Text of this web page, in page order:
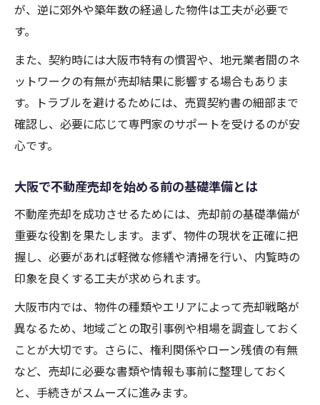
不動産売却契約の前に確認すべき重要点
不動産売却時の説明義務と疑問への対策
売却契約時にあんこ等の用語理解が大切
不動産売却で業者が嫌がる行動と対策法
信頼できる不動産売却サポートの選び方を解説
大阪で評判の良い不動産売却サポートの見
信頼できる不動産売却業者の選び方と比較
関西の不動産売却サポートを賢く活用する
不動産売却で失敗しない業者選定チェック
安心して進める不動産売却の準備と注意点
不動産売却前の準備で安心を得るポイント
大阪の不動産売却で注意したい準備事項
が、逆に郊外や築年数の経過した物件は工夫が必要で
す。
また、契約時には大阪市特有の慣習や、地元業者間のネ
ットワークの有無が売却結果に影響する場合もありま
す。トラブルを避けるためには、売買契約書の細部まで
確認し、必要に応じて専門家のサポートを受けるのが安
心です。
大阪で不動産売却を始める前の基礎準備とは
不動産売却を成功させるためには、売却前の基礎準備が
重要な役割を果たします。まず、物件の現状を正確に把
握し、必要があれば軽微な修繕や清掃を行い、内覧時の
印象を良くする工夫が求められます。
大阪市内では、物件の種類やエリアによって売却戦略が
異なるため、地域ごとの取引事例や相場を調査しておく
ことが大切です。さらに、権利関係やローン残債の有無
など、売却に必要な書類や情報も事前に整理しておく
と、手続きがスムーズに進みます。